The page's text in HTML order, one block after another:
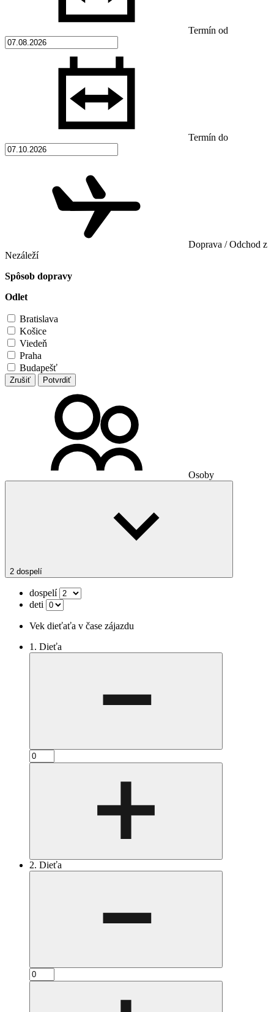
Termín od
Termín do
Doprava / Odchod z
Nezáleží
Spôsob dopravy
Odlet
Bratislava
Košice
Viedeň
Praha
Budapešť
Zrušiť Potvrdiť
Osoby
2 dospelí
dospelí
deti
Vek dieťaťa v čase zájazdu
1. Dieťa
2. Dieťa